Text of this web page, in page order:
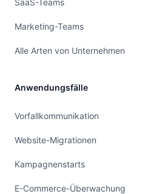
SaaS-Teams
Marketing-Teams
Alle Arten von Unternehmen
Anwendungsfälle
Vorfallkommunikation
Website-Migrationen
Kampagnenstarts
E-Commerce-Überwachung